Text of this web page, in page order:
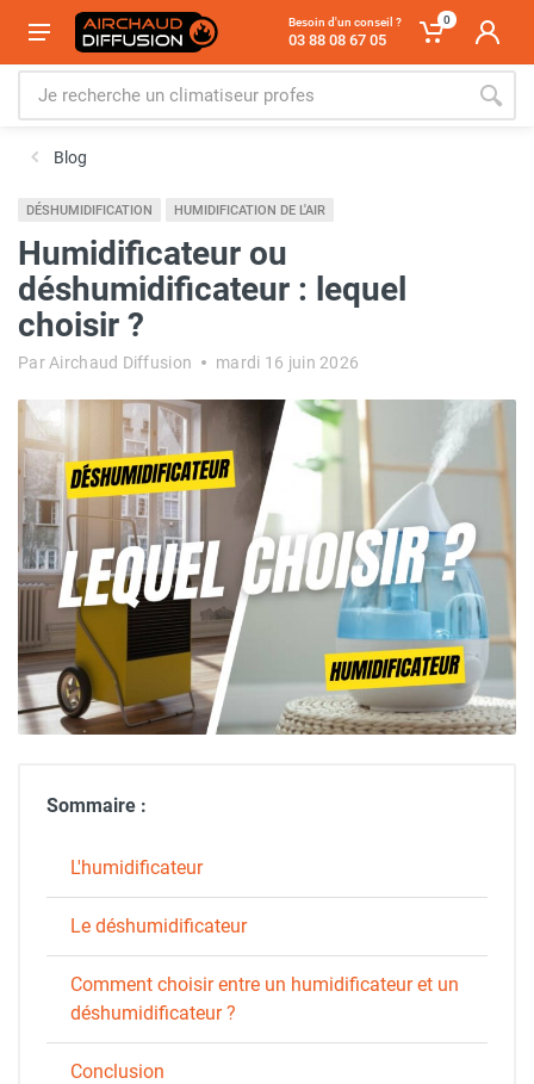
Besoin d'un conseil ?
03 88 08 67 05
0
Blog
DÉSHUMIDIFICATION HUMIDIFICATION DE L'AIR
Humidificateur ou
déshumidificateur : lequel
choisir ?
Par Airchaud Diffusion mardi 16 juin 2026
Sommaire :
L'humidificateur
Le déshumidificateur
Comment choisir entre un humidificateur et un
déshumidificateur ?
Conclusion